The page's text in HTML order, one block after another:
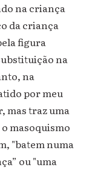
na criança
da criança
figura
na
na
por meu
mas traz uma
masoquismo
"batem numa
ou "uma